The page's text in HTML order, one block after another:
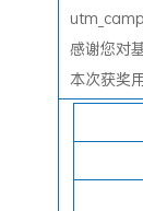
感谢您对
本次获奖